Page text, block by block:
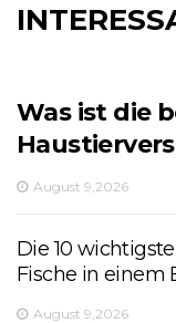
Was ist die
August 9,2026
Die 10
Fische in einem
August 9,2026